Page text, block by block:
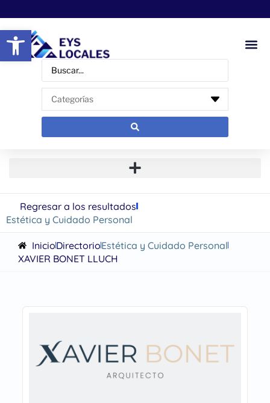
Abrir barra de herramientas
Regresar a los resultados
Estética y Cuidado Personal
InicioDirectorioEstética y Cuidado Personal
XAVIER BONET LLUCH